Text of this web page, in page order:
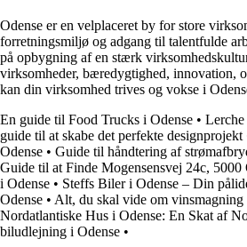
Odense er en velplaceret by for store
forretningsmiljø og adgang til talentfulde
på opbygning af en stærk
virksomheder, bæredygtighed, innovation,
kan din virksomhed trives og vokse i
En guide til Food Trucks i Odense • Lerche
guide til at skabe det perfekte designprojekt
Odense • Guide til håndtering af
Guide til at Finde Mogensensvej 24c, 5000
i Odense • Steffs Biler i Odense – Din
Odense • Alt, du skal vide om vinsmagning
Nordatlantiske Hus i Odense: En Skat af
biludlejning i Odense •